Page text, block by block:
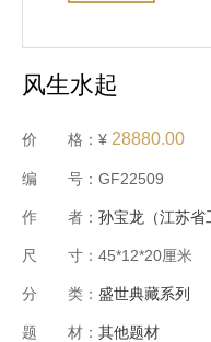
风生水起
价 格：¥ 28880.00
编 号：GF22509
作 者： 孙宝龙（江苏省
尺 寸：45*12*20厘米
分 类： 盛世典藏系列
题 材： 其他题材